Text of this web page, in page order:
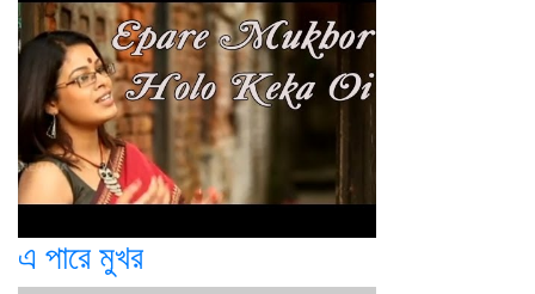
এ পারে মুখর